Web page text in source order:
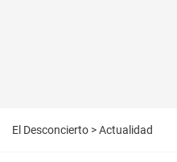
El Desconcierto >Actualidad